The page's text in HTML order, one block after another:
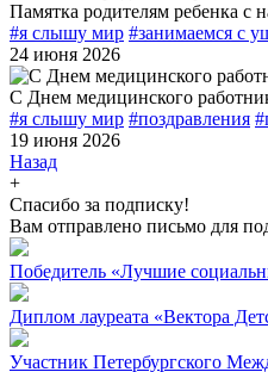
Памятка родителям ребенка с
#я слышу мир #занимаемся с
24 июня 2026
С Днем медицинского
#я слышу мир #поздравления
19 июня 2026
Назад
+
Спасибо за подписку!
Вам отправлено письмо для
Победитель «Лучшие
Диплом лауреата «Вектора
Участник Петербургского